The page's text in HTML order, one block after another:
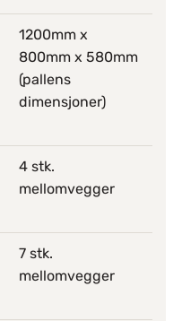
1200mm x
800mm x 580mm
(pallens
dimensjoner)
4 stk.
mellomvegger
7 stk.
mellomvegger